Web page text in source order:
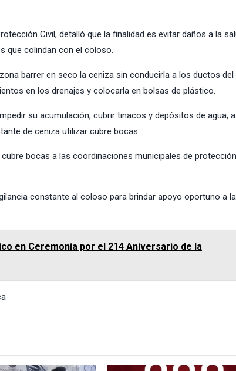
Civil, detalló que la finalidad es evitar daños a la
que colindan con el coloso.
barrer en seco la ceniza sin conducirla a los ductos
en los drenajes y colocarla en bolsas de plástico.
su acumulación, cubrir tinacos y depósitos de agua,
de ceniza utilizar cubre bocas.
bocas a las coordinaciones municipales de
constante al coloso para brindar apoyo oportuno a
en Ceremonia por el 214 Aniversario de la